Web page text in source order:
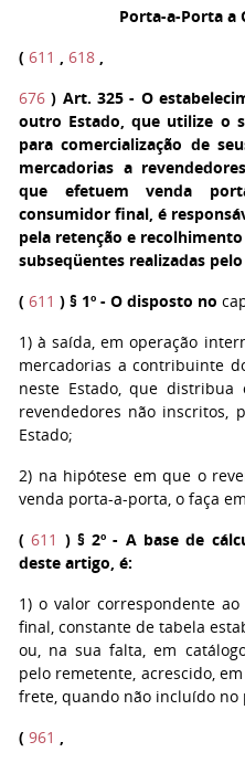
Porta-a-Porta a
( 611 , 618 ,
676 ) Art. 325- O
outro Estado, que utilize o
para comercialização de
mercadorias a
que efetuem venda
consumidor final, é
pela retenção e
subseqüentes realizadas
( 611 ) § 1º - O disposto no
1) à saída, em operação
mercadorias a contribuinte
neste Estado, que distribua
revendedores não inscritos,
Estado;
2) na hipótese em que o
venda porta-a-porta, o faça
( 611 ) § 2º - A base de
deste artigo, é:
1) o valor correspondente
final, constante de tabela
ou, na sua falta, em
pelo remetente, acrescido,
frete, quando não incluído no
( 961 ,